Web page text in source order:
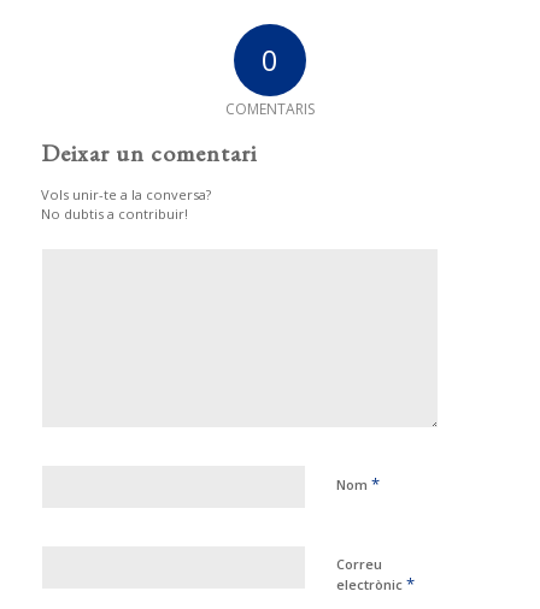
0
COMENTARIS
Deixar un comentari
Vols unir-te a la conversa?
No dubtis a contribuir!
Nom *
Correu
electrònic *